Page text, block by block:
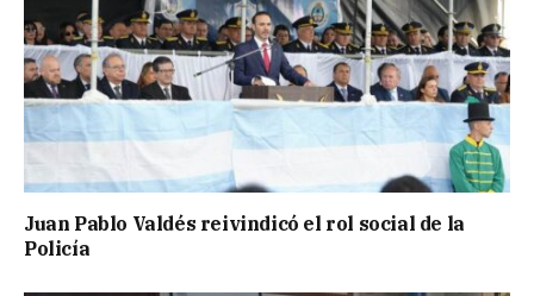
Juan Pablo Valdés reivindicó el rol social de la
Policía